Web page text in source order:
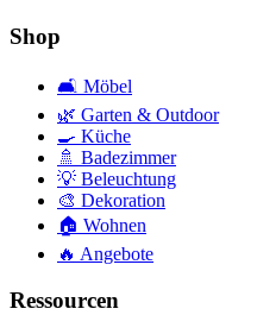
Shop
🛋️ Möbel
🌿 Garten & Outdoor
🍳 Küche
🚿 Badezimmer
💡 Beleuchtung
🎨 Dekoration
🏠 Wohnen
🔥 Angebote
Ressourcen